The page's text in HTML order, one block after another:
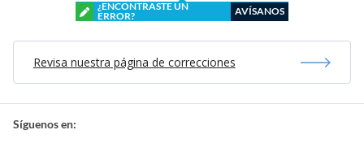
¿ENCONTRASTE UN
ERROR?
AVÍSANOS
Revisa nuestra página de correcciones
Síguenos en: